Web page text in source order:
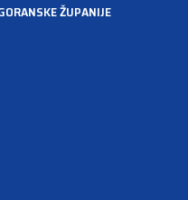
ŽUPANIJE